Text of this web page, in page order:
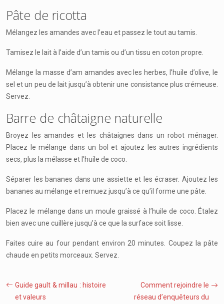
Pâte de ricotta
Mélangez les amandes avec l’eau et passez le tout au tamis.
Tamisez le lait à l’aide d’un tamis ou d’un tissu en coton propre.
Mélange la masse d’am amandes avec les herbes, l’huile d’olive, le
sel et un peu de lait jusqu’à obtenir une consistance plus crémeuse.
Servez.
Barre de châtaigne naturelle
Broyez les amandes et les châtaignes dans un robot ménager.
Placez le mélange dans un bol et ajoutez les autres ingrédients
secs, plus la mélasse et l’huile de coco.
Séparer les bananes dans une assiette et les écraser. Ajoutez les
bananes au mélange et remuez jusqu’à ce qu’il forme une pâte.
Placez le mélange dans un moule graissé à l’huile de coco. Étalez
bien avec une cuillère jusqu’à ce que la surface soit lisse.
Faites cuire au four pendant environ 20 minutes. Coupez la pâte
chaude en petits morceaux. Servez.
Guide gault & millau : histoire
et valeurs
Comment rejoindre le
réseau d’enquêteurs du